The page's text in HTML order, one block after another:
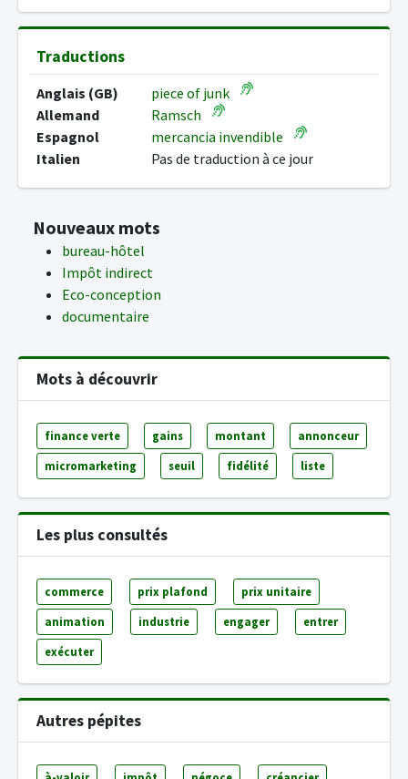
Traductions
Anglais (GB)
piece of junk
Allemand
Ramsch
Espagnol
mercancia invendible
Italien
Pas de traduction à ce jour
Nouveaux mots
bureau-hôtel
Impôt indirect
Eco-conception
documentaire
Mots à découvrir
finance verte gains montant annonceur
micromarketing seuil fidélité liste
Les plus consultés
commerce prix plafond prix unitaire
animation industrie engager entrer
exécuter
Autres pépites